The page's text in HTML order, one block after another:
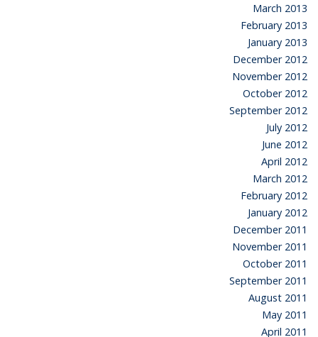
March 2013
February 2013
January 2013
December 2012
November 2012
October 2012
September 2012
July 2012
June 2012
April 2012
March 2012
February 2012
January 2012
December 2011
November 2011
October 2011
September 2011
August 2011
May 2011
April 2011